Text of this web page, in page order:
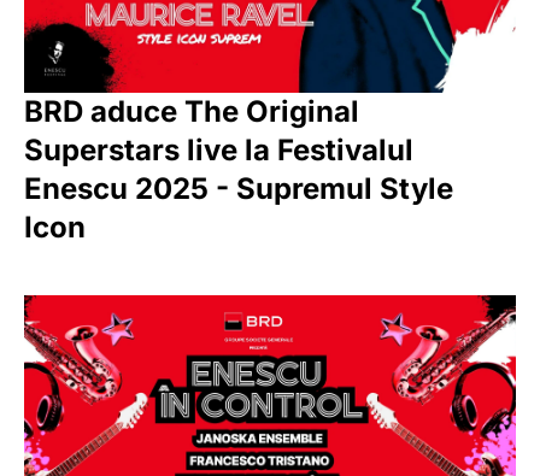
BRD aduce The Original
Superstars live la Festivalul
Enescu 2025 - Supremul Style
Icon